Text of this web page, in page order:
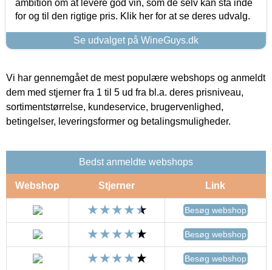
ambition om at levere god vin, som de selv kan stå inde
for og til den rigtige pris. Klik her for at se deres udvalg.
Se udvalget på WineGuys.dk
Vi har gennemgået de mest populære webshops og anmeldt
dem med stjerner fra 1 til 5 ud fra bl.a. deres prisniveau,
sortimentstørrelse, kundeservice, brugervenlighed,
betingelser, leveringsformer og betalingsmuligheder.
Bedst anmeldte webshops
Webshop Stjerner Link
Besøg webshop
Besøg webshop
Besøg webshop